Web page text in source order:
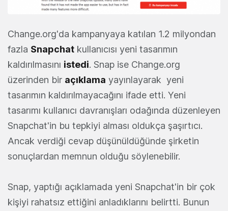
Change.org'da kampanyaya katılan 1.2 milyondan
fazla Snapchat kullanıcısı yeni tasarımın
kaldırılmasını istedi. Snap ise Change.org
üzerinden bir açıklama yayınlayarak yeni
tasarımın kaldırılmayacağını ifade etti. Yeni
tasarımı kullanıcı davranışları odağında düzenleyen
Snapchat'in bu tepkiyi alması oldukça şaşırtıcı.
Ancak verdiği cevap düşünüldüğünde şirketin
sonuçlardan memnun olduğu söylenebilir.
Snap, yaptığı açıklamada yeni Snapchat'in bir çok
kişiyi rahatsız ettiğini anladıklarını belirtti. Bunun